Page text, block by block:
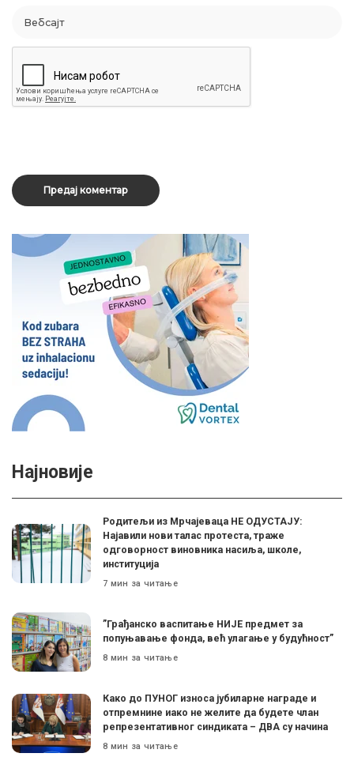
Најновије
Родитељи из Мрчајеваца НЕ ОДУСТАЈУ:
Најавили нови талас протеста, траже
одговорност виновника насиља, школе,
институција
7 мин за читање
”Грађанско васпитање НИЈЕ предмет за
попуњавање фонда, већ улагање у будућност”
8 мин за читање
Како до ПУНОГ износа јубиларне награде и
отпремнине иако не желите да будете члан
репрезентативног синдиката – ДВА су начина
8 мин за читање